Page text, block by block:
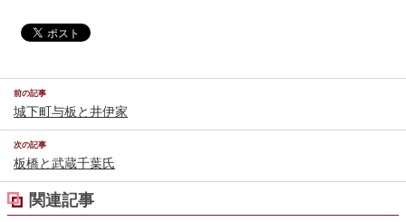
前の記事
城下町与板と井伊家
次の記事
板橋と武蔵千葉氏
関連記事